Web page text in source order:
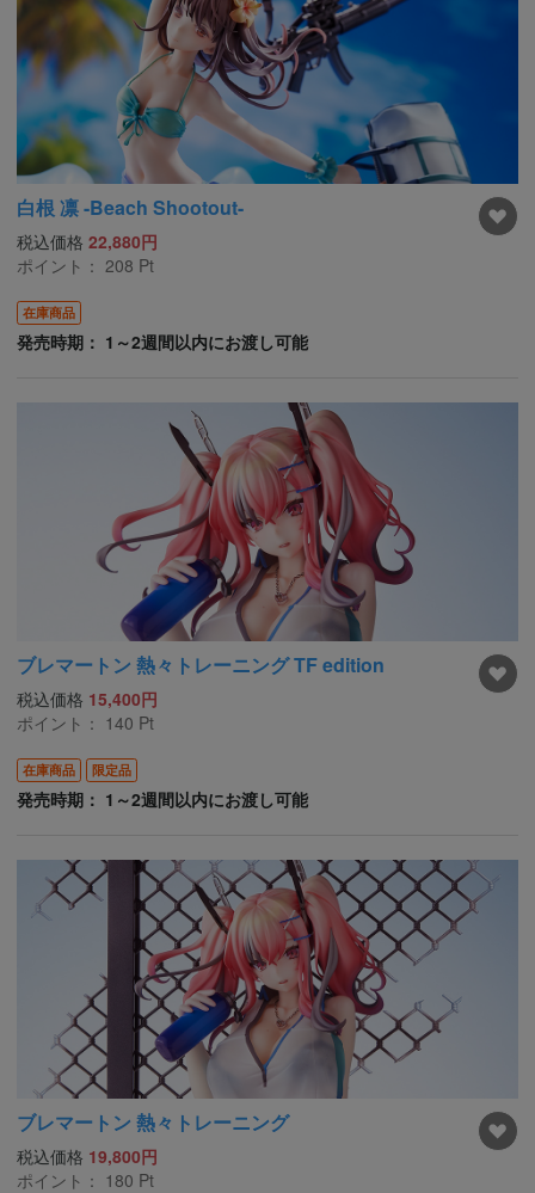
白根 凛 -Beach Shootout-
税込価格 22,880円
ポイント： 208 Pt
在庫商品
発売時期： 1～2週間以内にお渡し可能
ブレマートン 熱々トレーニング TF edition
税込価格 15,400円
ポイント： 140 Pt
在庫商品 限定品
発売時期： 1～2週間以内にお渡し可能
ブレマートン 熱々トレーニング
税込価格 19,800円
ポイント： 180 Pt